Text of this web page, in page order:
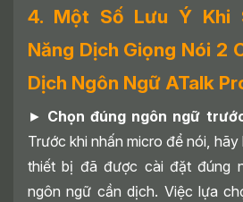
4. Một Số Lưu Ý Khi
Năng Dịch Giọng Nói 2
Dịch Ngôn Ngữ ATalk
► Chọn đúng ngôn ngữ
Trước khi nhấn micro để nói,
thiết bị đã được cài đặt đúng
ngôn ngữ cần dịch. Việc lựa